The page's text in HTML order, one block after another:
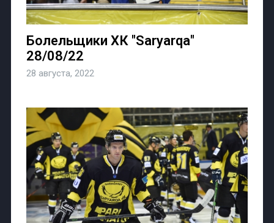
Болельщики ХК "Saryarqa"
28/08/22
28 августа, 2022